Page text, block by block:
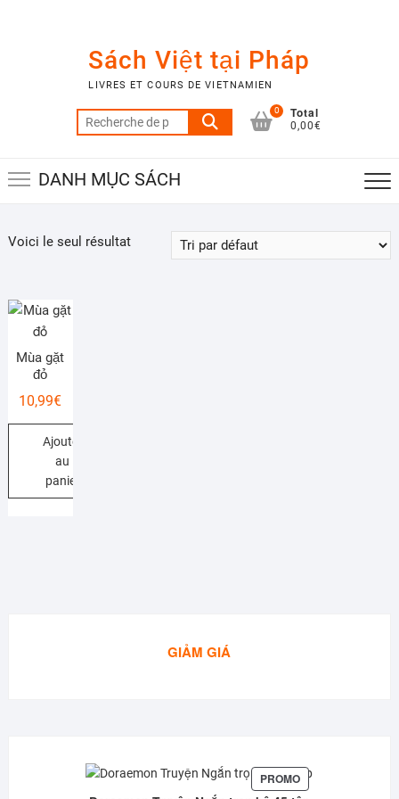
Sách Việt tại Pháp
LIVRES ET COURS DE VIETNAMIEN
Recherche
pour :
0 Total
0,00€
DANH MỤC SÁCH
Voici le seul résultat
Mùa gặt
đỏ
10,99€
Ajouter
au
panier
GIẢM GIÁ
PROMOPRODUIT
EN